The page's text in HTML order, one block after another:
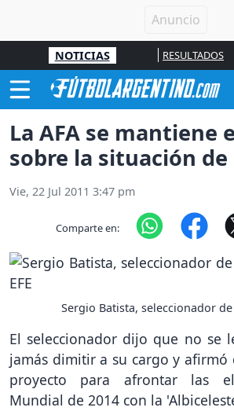
NOTICIAS RESULTADOS
La AFA se mantiene
sobre la situación
Vie, 22 Jul 2011 3:47 pm
Comparte en:
Sergio Batista, seleccionador
El seleccionador dijo que no se
jamás dimitir a su cargo y afirmó
proyecto para afrontar las
Mundial de 2014 con la